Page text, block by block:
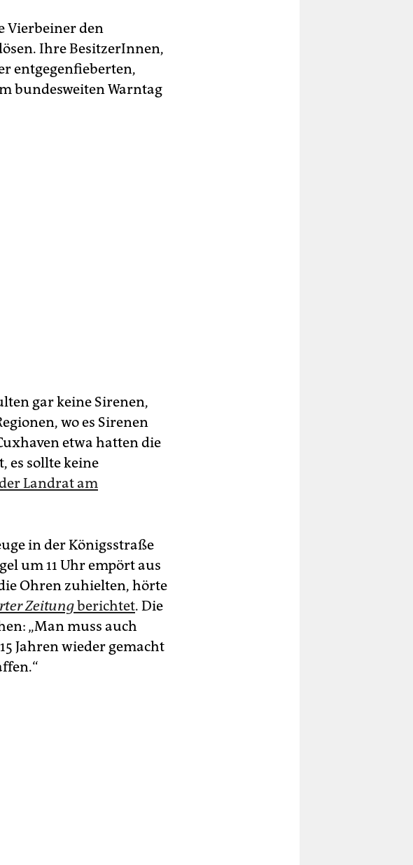
Vierbeiner den
Ihre BesitzerInnen,
entgegenfieberten,
bundesweiten Warntag
gar keine Sirenen,
wo es Sirenen
etwa hatten die
es sollte keine
Landrat am
in der Königsstraße
um 11 Uhr empört aus
Ohren zuhielten, hörte
Zeitungberichtet. Die
„Man muss auch
Jahren wieder gemacht